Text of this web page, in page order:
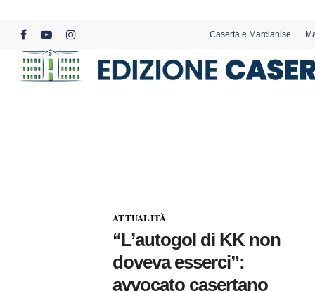
content
facebookyoutubeinstagram
Caserta e Marcianise
ATTUALITÀ
“L’autogol di KK non
doveva esserci”:
avvocato casertano